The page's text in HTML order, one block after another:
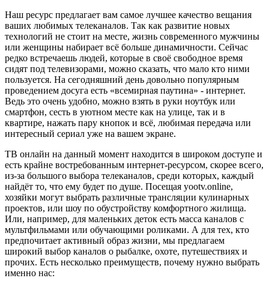
Наш ресурс предлагает вам самое лучшее качество вещания
ваших любимых телеканалов. Так как развитие новых
технологий не стоит на месте, жизнь современного мужчины
или женщины набирает всё больше динамичности. Сейчас
редко встречаешь людей, которые в своё свободное время
сидят под телевизорами, можно сказать, что мало кто ними
пользуется. На сегодняшний день довольно популярным
проведением досуга есть «всемирная паутина» - интернет.
Ведь это очень удобно, можно взять в руки ноутбук или
смартфон, сесть в уютном месте как на улице, так и в
квартире, нажать пару кнопок и всё, любимая передача или
интересный сериал уже на вашем экране.
ТВ онлайн на данный момент находится в широком доступе и
есть крайне востребованным интернет-ресурсом, скорее всего,
из-за большого выбора телеканалов, среди которых, каждый
найдёт то, что ему будет по душе. Посещая yootv.online,
хозяйки могут выбрать различные трансляции кулинарных
проектов, или шоу по обустройству комфортного жилища.
Или, например, для маленьких деток есть масса каналов с
мультфильмами или обучающими роликами. А для тех, кто
предпочитает активный образ жизни, мы предлагаем
широкий выбор каналов о рыбалке, охоте, путешествиях и
прочих. Есть несколько преимуществ, почему нужно выбрать
именно нас: